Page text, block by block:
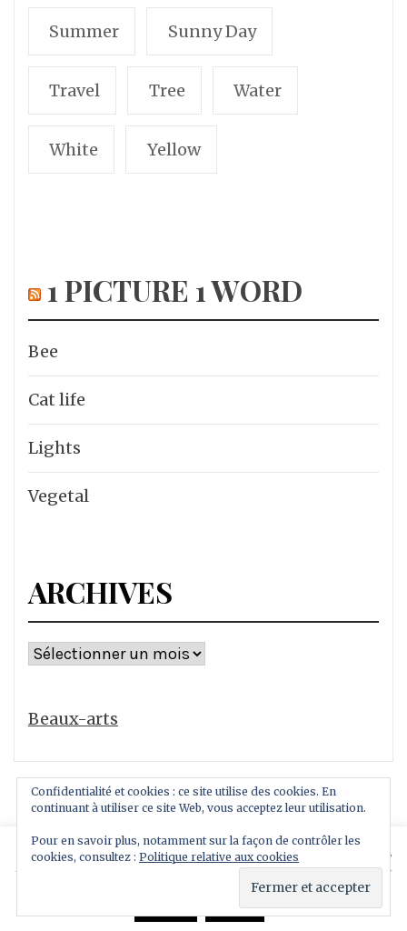
Summer Sunny Day
Travel Tree Water
White Yellow
1 PICTURE 1 WORD
Bee
Cat life
Lights
Vegetal
ARCHIVES
Archives
Beaux-arts
Copyright All rights reserved
This website uses cookies to improve your experience.
Reject Read More
Confidentialité et cookies : ce site utilise des cookies. En
continuant à utiliser ce site Web, vous acceptez leur utilisation.
Pour en savoir plus, notamment sur la façon de contrôler les
cookies, consultez : Politique relative aux cookies